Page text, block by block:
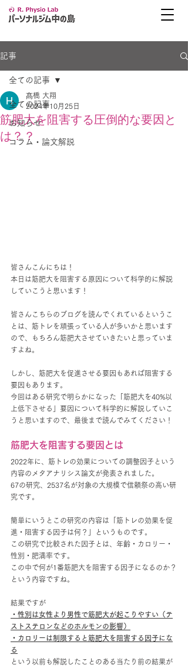
記事
全ての記事
お知らせ
コラム・論文解説
全ての記事
筋肥大を阻害する圧倒的な要因と
は？？
髙橋 大翔
2024年10月25日
皆さんこんにちは！
本日は筋肥大を阻害する原因について科学的に解説
していこうと思います！
皆さんこちらのブログを読んでくれているというこ
とは、筋トレを頑張っている人が多いかと思います
ので、もちろん筋肥大させていきたいと思っていま
すよね。
しかし、筋肥大を促進させる要因もあれば阻害する
要因もあります。
今回はある研究で明らかになった「筋肥大を40%以
上低下させる」要因について科学的に解説していこ
うと思いますので、最後まで読んでみてください！
筋肥大を阻害する要因とは
2022年に、筋トレの効果についての調整因子という
内容のメタアナリシス論文が発表されました。
67の研究、2537名が対象の大規模で信頼祭の高い研
究です。
簡単にいうとこの研究の内容は「筋トレの効果を促
進・阻害する因子は何？」というものです。
この研究で比較された因子とは、年齢・カロリー・
性別・肥満率です。
この中で何が1番筋肥大を阻害する因子になるのか？
という内容ですね。
結果ですが
・性別は女性より男性で筋肥大が起こりやすい（テ
ストステロンなどのホルモンの影響）
・カロリーは制限すると筋肥大を阻害する因子にな
る
という以前も解説したことのある当たり前の結果が